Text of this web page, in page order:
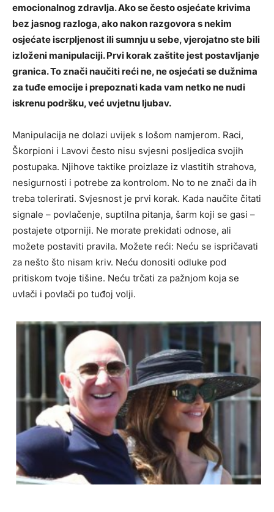
emocionalnog zdravlja. Ako se često osjećate krivima
bez jasnog razloga, ako nakon razgovora s nekim
osjećate iscrpljenost ili sumnju u sebe, vjerojatno ste bili
izloženi manipulaciji. Prvi korak zaštite jest postavljanje
granica. To znači naučiti reći ne, ne osjećati se dužnima
za tuđe emocije i prepoznati kada vam netko ne nudi
iskrenu podršku, već uvjetnu ljubav.
Manipulacija ne dolazi uvijek s lošom namjerom. Raci,
Škorpioni i Lavovi često nisu svjesni posljedica svojih
postupaka. Njihove taktike proizlaze iz vlastitih strahova,
nesigurnosti i potrebe za kontrolom. No to ne znači da ih
treba tolerirati. Svjesnost je prvi korak. Kada naučite čitati
signale – povlačenje, suptilna pitanja, šarm koji se gasi –
postajete otporniji. Ne morate prekidati odnose, ali
možete postaviti pravila. Možete reći: Neću se ispričavati
za nešto što nisam kriv. Neću donositi odluke pod
pritiskom tvoje tišine. Neću trčati za pažnjom koja se
uvlači i povlači po tuđoj volji.